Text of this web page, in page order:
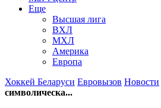
Еще
Высшая лига
ВХЛ
МХЛ
Америка
Европа
Хоккей Беларуси Евровызов Новости
символическа...